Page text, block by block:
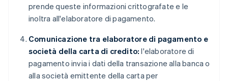
prende queste informazioni crittografate e le
inoltra all'elaboratore di pagamento.
Comunicazione tra elaboratore di pagamento e
società della carta di credito: l'elaboratore di
pagamento invia i dati della transazione alla banca o
alla società emittente della carta per